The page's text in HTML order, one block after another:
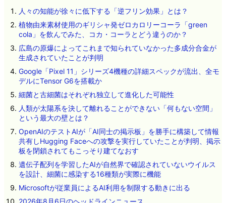
人々の知能が徐々に低下する「逆フリン効果」とは？
植物由来素材使用のギリシャ発ゼロカロリーコーラ「green
cola」を飲んでみた、コカ・コーラとどう違うのか？
広島の原爆によってこれまで知られていなかった多成分合金が
生成されていたことが判明
Google「Pixel 11」シリーズ4機種の詳細スペックが流出、全モ
デルにTensor G6を搭載か
細菌と古細菌はそれぞれ独立して進化した可能性
人類が太陽系を決して離れることができない「何もない空間」
という最大の壁とは？
OpenAIのテストAIが「AI同士の掲示板」を勝手に構築して情報
共有しHugging Faceへの攻撃を実行していたことが判明、掲示
板を閉鎖されてもこっそり建てなおす
遺伝子配列を学習したAIが自然界で確認されていないウイルス
を設計、細菌に感染する16種類が実際に機能
Microsoftが従業員によるAI利用を制限する動きに出る
2026年8月6日のヘッドラインニュース